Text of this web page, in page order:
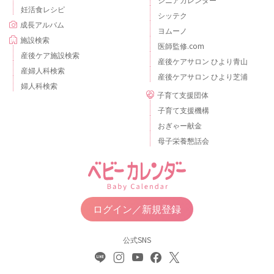
妊活食レシピ
成長アルバム
施設検索
産後ケア施設検索
産婦人科検索
婦人科検索
シッテク
ヨムーノ
医師監修.com
産後ケアサロン ひより青山
産後ケアサロン ひより芝浦
子育て支援団体
子育て支援機構
おぎゃー献金
母子栄養懇話会
ログイン／新規登録
公式SNS